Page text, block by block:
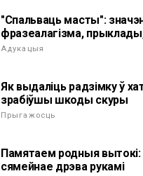
"Спальваць масты":
фразеалагізма,
Адукацыя
Як выдаліць радзімку ў
зрабіўшы шкоды скуры
Прыгажосць
Памятаем родныя вытокі:
сямейнае дрэва рукамі